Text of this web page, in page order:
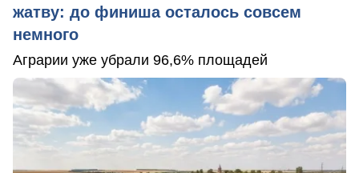
жатву: до финиша осталось совсем
немного
Аграрии уже убрали 96,6% площадей